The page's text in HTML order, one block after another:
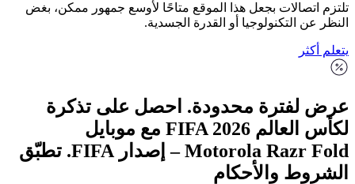
بجعل هذا الموقع متاحًا لأوسع جمهور ممكن، بغض
التكنولوجيا أو القدرة الجسدية.
محدودة. احصل على تذكرة
لكأس العالم FIFA 2026 مع موبايل
Motorola Razr Fold – إصدار FIFA. تطبّق
والأحكام